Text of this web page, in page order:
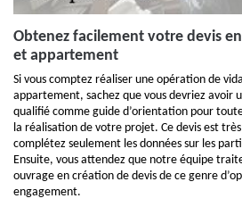
Obtenez facilement votre devis
et appartement
Si vous comptez réaliser une opération de
appartement, sachez que vous devriez avoir
qualifié comme guide d’orientation pour
la réalisation de votre projet. Ce devis est
complétez seulement les données sur les
Ensuite, vous attendez que notre équipe
ouvrage en création de devis de ce genre
engagement.